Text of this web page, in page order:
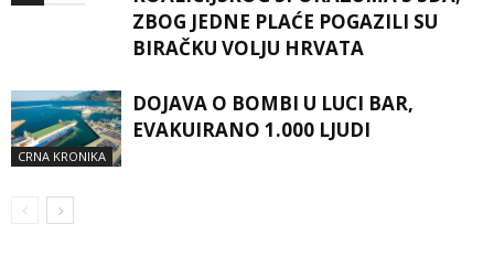
ZBOG JEDNE PLAĆE POGAZILI SU
BIRAČKU VOLJU HRVATA
CRNA KRONIKA
DOJAVA O BOMBI U LUCI BAR,
EVAKUIRANO 1.000 LJUDI